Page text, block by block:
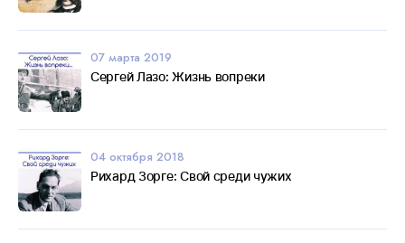
07 марта 2019
Сергей Лазо: Жизнь вопреки
04 октября 2018
Рихард Зорге: Свой среди чужих